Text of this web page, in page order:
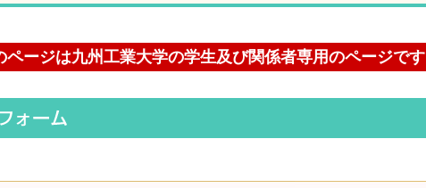
ページは九州工業大学の学生及び関係者専用のページです